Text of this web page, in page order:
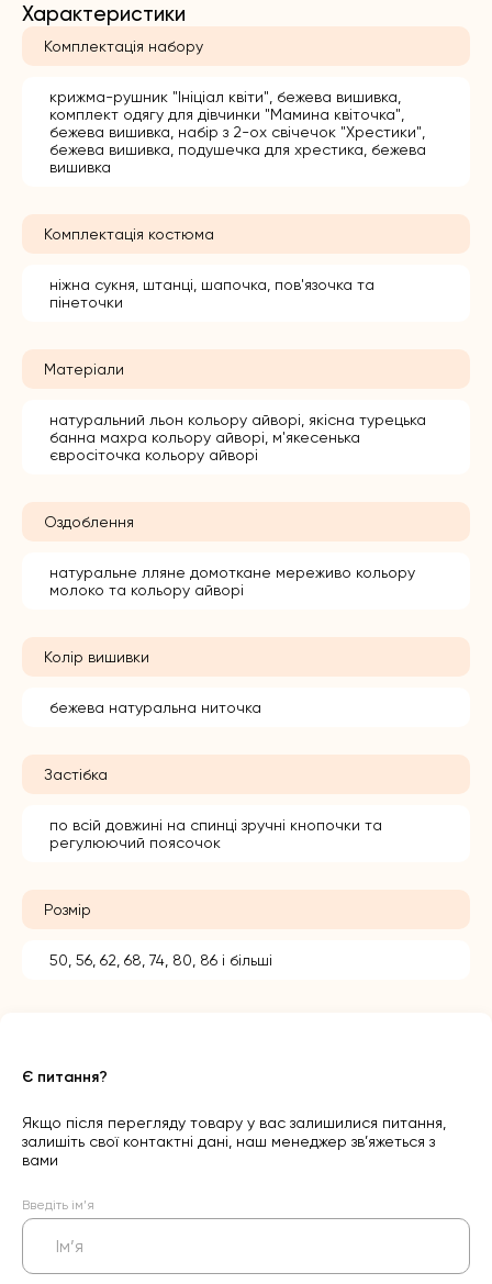
Характеристики
Комплектація набору
крижма-рушник "Ініціал квіти", бежева вишивка,
комплект одягу для дівчинки "Мамина квіточка",
бежева вишивка, набір з 2-ох свічечок "Хрестики",
бежева вишивка, подушечка для хрестика, бежева
вишивка
Комплектація костюма
ніжна сукня, штанці, шапочка, пов'язочка та
пінеточки
Матеріали
натуральний льон кольору айворі, якісна турецька
банна махра кольору айворі, м'якесенька
євросіточка кольору айворі
Оздоблення
натуральне лляне домоткане мереживо кольору
молоко та кольору айворі
Колір вишивки
бежева натуральна ниточка
Застібка
по всій довжині на спинці зручні кнопочки та
регулюючий поясочок
Розмір
50, 56, 62, 68, 74, 80, 86 і більші
Є питання?
Якщо після перегляду товару у вас залишилися питання,
залишіть свої контактні дані, наш менеджер зв’яжеться з
вами
Введіть ім’я